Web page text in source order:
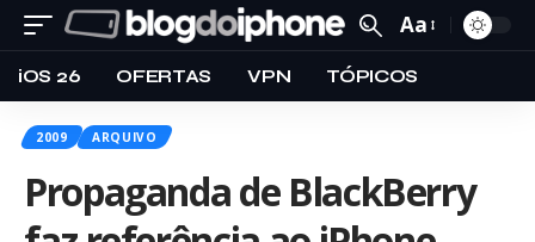
Aa
iOS 26 OFERTAS VPN TÓPICOS
2009 ARQUIVO
Propaganda de BlackBerry